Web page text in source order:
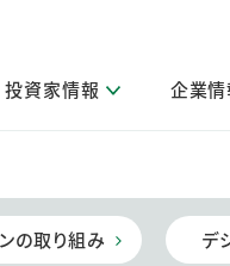
商品
発信情報
活動
投資家情報
サポート
企業情
（ストーリーメディア）
採用関
の取り組み デ